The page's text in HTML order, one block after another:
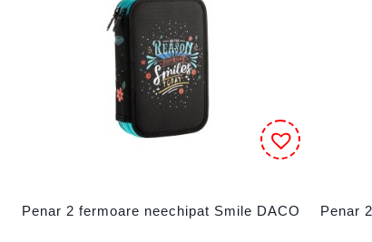
Penar 2 fermoare neechipat Smile DACO
Penar